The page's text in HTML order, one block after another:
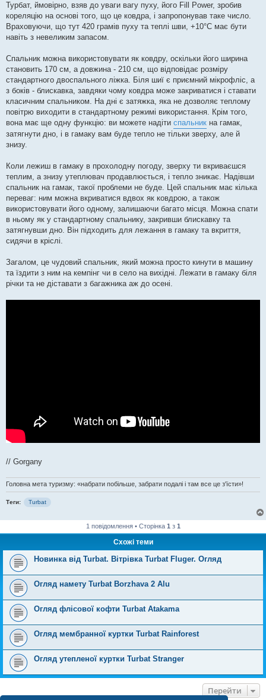
Турбат, ймовірно, взяв до уваги вагу пуху, його Fill Power, зробив
кореляцію на основі того, що це ковдра, і запропонував таке число.
Враховуючи, що тут 420 грамів пуху та теплі шви, +10°C має бути
навіть з невеликим запасом.
Спальник можна використовувати як ковдру, оскільки його ширина
становить 170 см, а довжина - 210 см, що відповідає розміру
стандартного двоспального ліжка. Біля шиї є приємний мікрофліс, а
з боків - блискавка, завдяки чому ковдра може закриватися і ставати
класичним спальником. На дні є затяжка, яка не дозволяє теплому
повітрю виходити в стандартному режимі використання. Крім того,
вона має ще одну функцію: ви можете надіти спальник на гамак,
затягнути дно, і в гамаку вам буде тепло не тільки зверху, але й
знизу.
Коли лежиш в гамаку в прохолодну погоду, зверху ти вкриваєшся
теплим, а знизу утеплювач продавлюється, і тепло зникає. Надівши
спальник на гамак, такої проблеми не буде. Цей спальник має кілька
переваг: ним можна вкриватися вдвох як ковдрою, а також
використовувати його одному, залишаючи багато місця. Можна спати
в ньому як у стандартному спальнику, закривши блискавку та
затягнувши дно. Він підходить для лежання в гамаку та вкриття,
сидячи в кріслі.
Загалом, це чудовий спальник, який можна просто кинути в машину
та їздити з ним на кемпінг чи в село на вихідні. Лежати в гамаку біля
річки та не діставати з багажника аж до осені.
// Gorgany
Головна мета туризму: «набрати побільше, забрати подалі і там все це з'їсти»!
Теги: Turbat
1 повідомлення • Сторінка 1 з 1
Схожі теми
Новинка від Turbat. Вітрівка Turbat Fluger. Огляд
Огляд намету Turbat Borzhava 2 Alu
Огляд флісової кофти Turbat Atakama
Огляд мембранної куртки Turbat Rainforest
Огляд утепленої куртки Turbat Stranger
Перейти